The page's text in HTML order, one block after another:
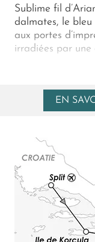
Sublime fil
dalmates, le
aux portes
irradiées par une
ces hautes
et Dubrovnik et
méditerranéen
EN